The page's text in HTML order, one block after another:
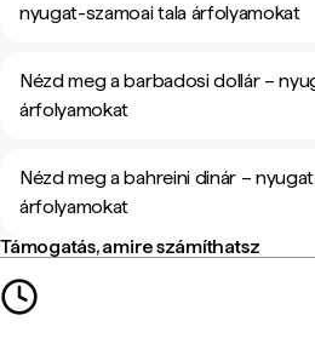
nyugat-szamoai tala árfolyamokat
Nézd meg a barbadosi dollár –
árfolyamokat
Nézd meg a bahreini dinár –
árfolyamokat
Támogatás, amire számíthatsz